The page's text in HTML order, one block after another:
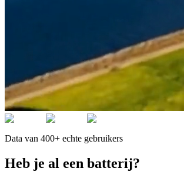
Data van 400+ echte gebruikers
Heb je al een batterij?